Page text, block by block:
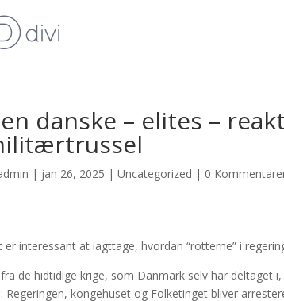
danske – elites –
| jan 26, 2025 |Uncategorized | 0
er interessant at iagttage, hvordan “rotterne” i
de hidtidige krige, som Danmark selv har deltaget
Regeringen, kongehuset og Folketinget bliver